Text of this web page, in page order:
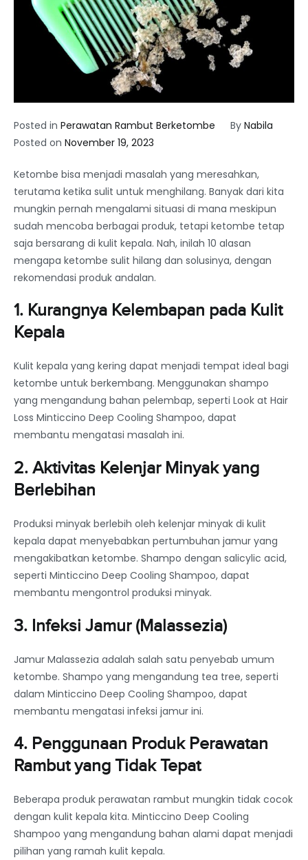
Posted in Perawatan Rambut Berketombe By Nabila
Posted on November 19, 2023
Ketombe bisa menjadi masalah yang meresahkan,
terutama ketika sulit untuk menghilang. Banyak dari kita
mungkin pernah mengalami situasi di mana meskipun
sudah mencoba berbagai produk, tetapi ketombe tetap
saja bersarang di kulit kepala. Nah, inilah 10 alasan
mengapa ketombe sulit hilang dan solusinya, dengan
rekomendasi produk andalan.
1. Kurangnya Kelembapan pada Kulit
Kepala
Kulit kepala yang kering dapat menjadi tempat ideal bagi
ketombe untuk berkembang. Menggunakan shampo
yang mengandung bahan pelembap, seperti Look at Hair
Loss Minticcino Deep Cooling Shampoo, dapat
membantu mengatasi masalah ini.
2. Aktivitas Kelenjar Minyak yang
Berlebihan
Produksi minyak berlebih oleh kelenjar minyak di kulit
kepala dapat menyebabkan pertumbuhan jamur yang
mengakibatkan ketombe. Shampo dengan salicylic acid,
seperti Minticcino Deep Cooling Shampoo, dapat
membantu mengontrol produksi minyak.
3. Infeksi Jamur (Malassezia)
Jamur Malassezia adalah salah satu penyebab umum
ketombe. Shampo yang mengandung tea tree, seperti
dalam Minticcino Deep Cooling Shampoo, dapat
membantu mengatasi infeksi jamur ini.
4. Penggunaan Produk Perawatan
Rambut yang Tidak Tepat
Beberapa produk perawatan rambut mungkin tidak cocok
dengan kulit kepala kita. Minticcino Deep Cooling
Shampoo yang mengandung bahan alami dapat menjadi
pilihan yang ramah kulit kepala.